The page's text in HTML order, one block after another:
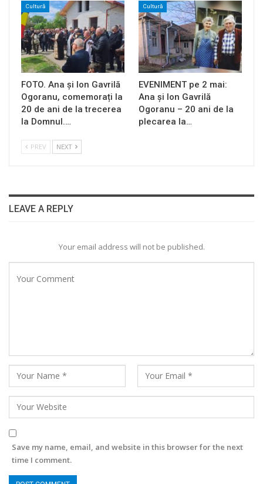
Cultură
FOTO. Ana și Ion Gavrilă
Ogoranu, comemorați la
20 de ani de la trecerea
la Domnul.…
Cultură
EVENIMENT pe 2 mai:
Ana și Ion Gavrilă
Ogoranu – 20 ani de la
plecarea la…
PREV NEXT
LEAVE A REPLY
Your email address will not be published.
Save my name, email, and website in this browser for the next
time I comment.